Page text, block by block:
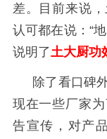
差。目前来说
认可都在说：“
说明了土大厨功
除了看口碑
现在一些厂家
告宣传，对产